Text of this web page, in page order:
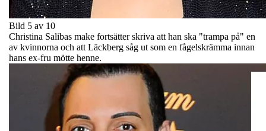
Bild 5 av 10
Christina Salibas make fortsätter skriva att han ska "trampa på" en
av kvinnorna och att Läckberg såg ut som en fågelskrämma innan
hans ex-fru mötte henne.